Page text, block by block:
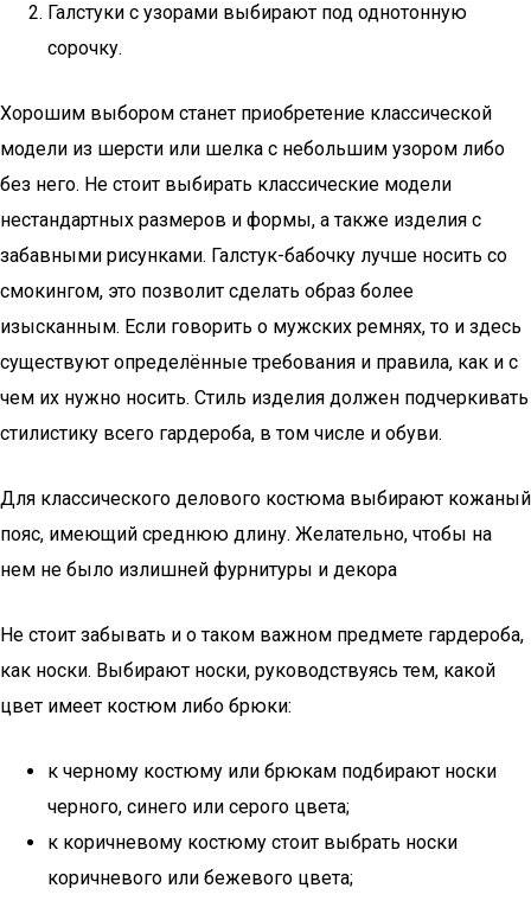
Галстуки с узорами выбирают под однотонную
сорочку.
Хорошим выбором станет приобретение классической
модели из шерсти или шелка с небольшим узором либо
без него. Не стоит выбирать классические модели
нестандартных размеров и формы, а также изделия с
забавными рисунками. Галстук-бабочку лучше носить со
смокингом, это позволит сделать образ более
изысканным. Если говорить о мужских ремнях, то и здесь
существуют определённые требования и правила, как и с
чем их нужно носить. Стиль изделия должен подчеркивать
стилистику всего гардероба, в том числе и обуви.
Для классического делового костюма выбирают кожаный
пояс, имеющий среднюю длину. Желательно, чтобы на
нем не было излишней фурнитуры и декора
Не стоит забывать и о таком важном предмете гардероба,
как носки. Выбирают носки, руководствуясь тем, какой
цвет имеет костюм либо брюки:
к черному костюму или брюкам подбирают носки
черного, синего или серого цвета;
к коричневому костюму стоит выбрать носки
коричневого или бежевого цвета;